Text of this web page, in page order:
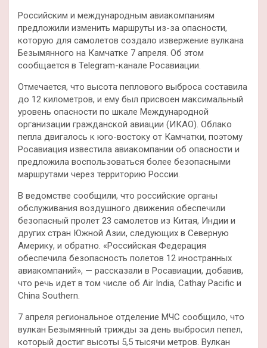
Российским и международным авиакомпаниям
предложили изменить маршруты из-за опасности,
которую для самолетов создало извержение вулкана
Безымянного на Камчатке 7 апреля. Об этом
сообщается в Telegram-канале Росавиации.
Отмечается, что высота пеплового выброса составила
до 12 километров, и ему был присвоен максимальный
уровень опасности по шкале Международной
организации гражданской авиации (ИКАО). Облако
пепла двигалось к юго-востоку от Камчатки, поэтому
Росавиация известила авиакомпании об опасности и
предложила воспользоваться более безопасными
маршрутами через территорию России.
В ведомстве сообщили, что российские органы
обслуживания воздушного движения обеспечили
безопасный пролет 23 самолетов из Китая, Индии и
других стран Южной Азии, следующих в Северную
Америку, и обратно. «Российская Федерация
обеспечила безопасность полетов 12 иностранных
авиакомпаний», — рассказали в Росавиации, добавив,
что речь идет в том числе об Air India, Cathay Pacific и
China Southern.
7 апреля региональное отделение МЧС сообщило, что
вулкан Безымянный трижды за день выбросил пепел,
который достиг высоты 5,5 тысячи метров. Вулкан